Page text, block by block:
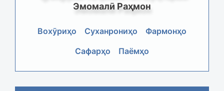
Эмомалӣ Раҳмон
Вохӯриҳо Суханрониҳо
Фармонҳо
Сафарҳо
Паёмҳо